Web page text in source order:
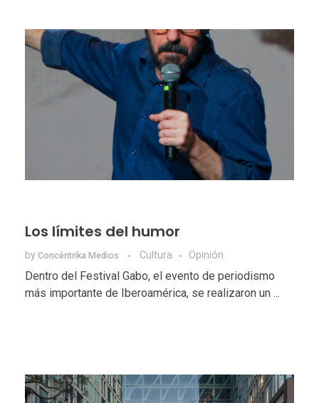
Los límites del humor
by Concéntrika Medios Cultura Opinión
Dentro del Festival Gabo, el evento de periodismo
más importante de Iberoamérica, se realizaron un ...